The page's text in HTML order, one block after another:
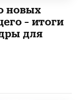
новых
– итоги
для